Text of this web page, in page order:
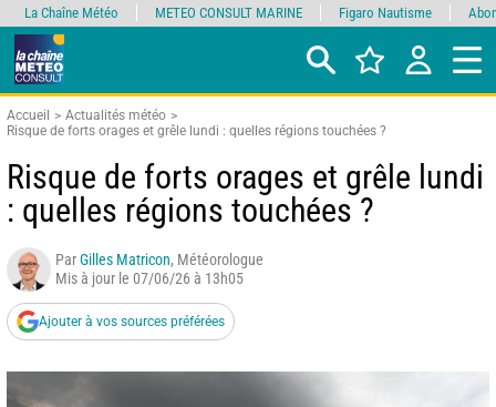
Accueil
Actualités météo
Risque de forts orages et grêle lundi : quelles régions touchées ?
Risque de forts orages et grêle lundi
: quelles régions touchées ?
ParGilles Matricon, Météorologue
Mis à jour le 07/06/26 à 13h05
Ajouter à vos sources préférées
La Chaîne Météo METEO CONSULT MARINE Figaro Nautisme